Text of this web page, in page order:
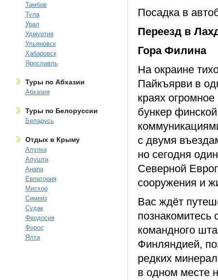
Тамбов
Тула
Урал
Удмуртия
Ульяновск
Хабаровск
Ярославль
Туры по Абхазии
Абхазия
Туры по Белоруссии
Беларусь
Отдых в Крыму
Алупка
Алушта
Анапа
Евпатория
Мисхор
Симеиз
Судак
Феодосия
Форос
Ялта
Посадка в
Переезд в
Гора Филина
На окраине
Пайкъярви в
краях
бункер
с двумя
но сегодня
Северной
сооружения и
Вас ждёт
познакомитесь
командного
Финляндией,
редких
в одном месте